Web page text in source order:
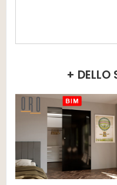
+ DELLO